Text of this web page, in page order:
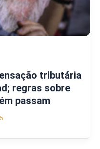
tributária
regras sobre
passam